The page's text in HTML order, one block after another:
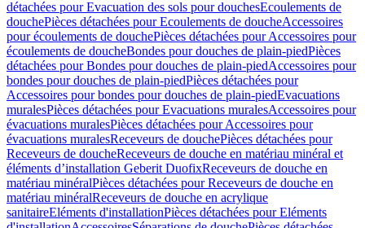
détachées pour Evacuation des sols pour douchesEcoulements de
douchePièces détachées pour Ecoulements de doucheAccessoires
pour écoulements de douchePièces détachées pour Accessoires pour
écoulements de doucheBondes pour douches de plain-piedPièces
détachées pour Bondes pour douches de plain-piedAccessoires pour
bondes pour douches de plain-piedPièces détachées pour
Accessoires pour bondes pour douches de plain-piedEvacuations
muralesPièces détachées pour Evacuations muralesAccessoires pour
évacuations muralesPièces détachées pour Accessoires pour
évacuations muralesReceveurs de douchePièces détachées pour
Receveurs de doucheReceveurs de douche en matériau minéral et
éléments d’installation Geberit DuofixReceveurs de douche en
matériau minéralPièces détachées pour Receveurs de douche en
matériau minéralReceveurs de douche en acrylique
sanitaireEléments d'installationPièces détachées pour Eléments